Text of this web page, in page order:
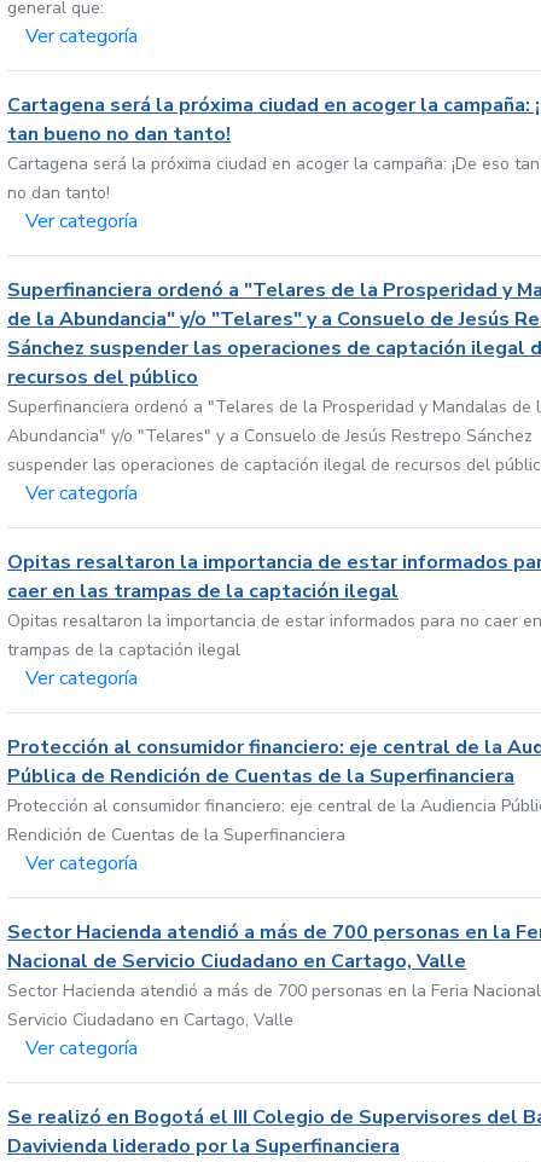
general que:
Ver categoría
Cartagena será la próxima ciudad en acoger la campaña:
tan bueno no dan tanto!
Cartagena será la próxima ciudad en acoger la campaña: ¡De eso
no dan tanto!
Ver categoría
Superfinanciera ordenó a "Telares de la Prosperidad y
de la Abundancia" y/o "Telares" y a Consuelo de Jesús
Sánchez suspender las operaciones de captación ilegal
recursos del público
Superfinanciera ordenó a "Telares de la Prosperidad y Mandalas de
Abundancia" y/o "Telares" y a Consuelo de Jesús Restrepo Sánchez
suspender las operaciones de captación ilegal de recursos del
Ver categoría
Opitas resaltaron la importancia de estar informados
caer en las trampas de la captación ilegal
Opitas resaltaron la importancia de estar informados para no caer
trampas de la captación ilegal
Ver categoría
Protección al consumidor financiero: eje central de la
Pública de Rendición de Cuentas de la Superfinanciera
Protección al consumidor financiero: eje central de la Audiencia
Rendición de Cuentas de la Superfinanciera
Ver categoría
Sector Hacienda atendió a más de 700 personas en la
Nacional de Servicio Ciudadano en Cartago, Valle
Sector Hacienda atendió a más de 700 personas en la Feria
Servicio Ciudadano en Cartago, Valle
Ver categoría
Se realizó en Bogotá el III Colegio de Supervisores del
Davivienda liderado por la Superfinanciera